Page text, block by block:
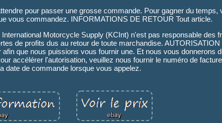
pour passer une grosse commande. Pour gagner du temps,
vous commandez. INFORMATIONS DE RETOUR Tout article.
Motorcycle Supply (KCInt) n'est pas responsable des
de profits dus au retour de toute marchandise.
que nous puissions vous fournir une. Et nous vous donnerons
accélérer l'autorisation, veuillez nous fournir le numéro de
date de commande lorsque vous appelez.